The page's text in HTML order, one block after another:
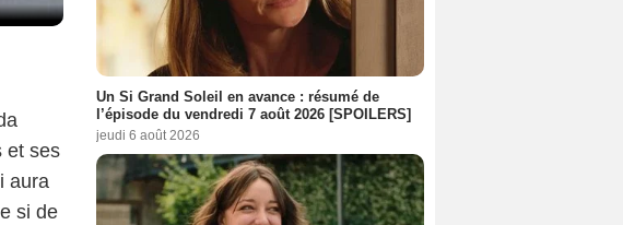
et ses
aura
si de
Un Si Grand Soleil en avance : résumé de
l’épisode du vendredi 7 août 2026 [SPOILERS]
jeudi 6 août 2026